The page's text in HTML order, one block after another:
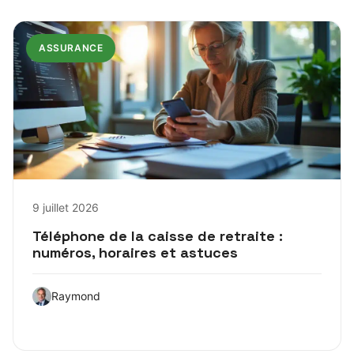
ASSURANCE
9 juillet 2026
Téléphone de la caisse de retraite :
numéros, horaires et astuces
Raymond